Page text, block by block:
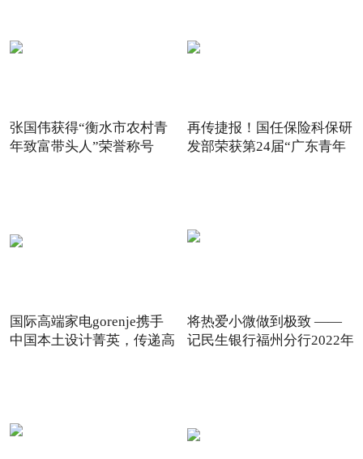
张国伟获得“衡水市农村青
年致富带头人”荣誉称号
再传捷报！国任保险科保研
发部荣获第24届“广东青年
国际高端家电gorenje携手
中国本土设计菁英，传递高
将热爱小微做到极致 ——
记民生银行福州分行2022年